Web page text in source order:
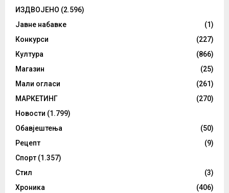
ИЗДВОЈЕНО (2.596)
Јавне набавке
(1)
Конкурси
(227)
Култура
(866)
Магазин
(25)
Мали огласи
(261)
МАРКЕТИНГ
(270)
Новости (1.799)
Обавјештења
(50)
Рецепт
(9)
Спорт (1.357)
Стил
(3)
Хроника
(406)